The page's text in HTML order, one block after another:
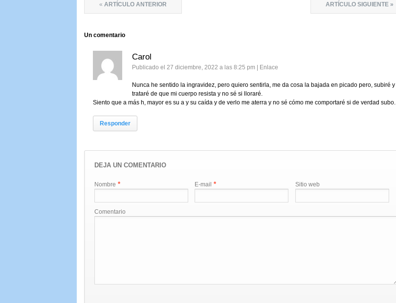
« ARTÍCULO ANTERIOR ARTÍCULO SIGUIENTE »
Un comentario
Carol
Publicado el 27 diciembre, 2022 a las 8:25 pm Enlace
Nunca he sentido la ingravidez, pero quiero sentirla, me da cosa la bajada en picado pero, subiré y
trataré de que mi cuerpo resista y no sé si lloraré.
Siento que a más h, mayor es su a y su caída y de verlo me aterra y no sé cómo me comportaré si de verdad subo.
Responder
DEJA UN COMENTARIO
Nombre * E-mail * Sitio web
Comentario